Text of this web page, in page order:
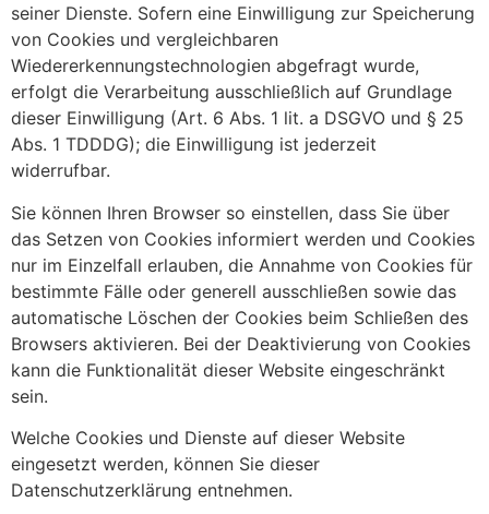
seiner Dienste. Sofern eine Einwilligung zur Speicherung
von Cookies und vergleichbaren
Wiedererkennungstechnologien abgefragt wurde,
erfolgt die Verarbeitung ausschließlich auf Grundlage
dieser Einwilligung (Art. 6 Abs. 1 lit. a DSGVO und § 25
Abs. 1 TDDDG); die Einwilligung ist jederzeit
widerrufbar.
Sie können Ihren Browser so einstellen, dass Sie über
das Setzen von Cookies informiert werden und Cookies
nur im Einzelfall erlauben, die Annahme von Cookies für
bestimmte Fälle oder generell ausschließen sowie das
automatische Löschen der Cookies beim Schließen des
Browsers aktivieren. Bei der Deaktivierung von Cookies
kann die Funktionalität dieser Website eingeschränkt
sein.
Welche Cookies und Dienste auf dieser Website
eingesetzt werden, können Sie dieser
Datenschutzerklärung entnehmen.